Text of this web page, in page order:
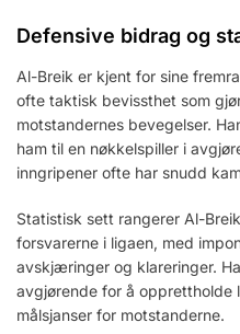
Defensive bidrag og
Al-Breik er kjent for sine
ofte taktisk bevissthet som
motstandernes bevegelser.
ham til en nøkkelspiller i
inngripener ofte har snudd
Statistisk sett rangerer Al-
forsvarerne i ligaen, med
avskjæringer og klareringer.
avgjørende for å opprettholde
målsjanser for motstanderne.